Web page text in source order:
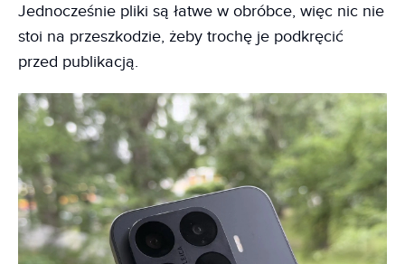
Jednocześnie pliki są łatwe w obróbce, więc nic nie
stoi na przeszkodzie, żeby trochę je podkręcić
przed publikacją.